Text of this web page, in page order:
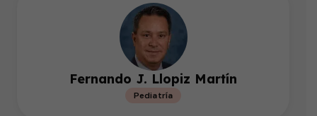
Fernando J. Llopiz Martín
Pediatría